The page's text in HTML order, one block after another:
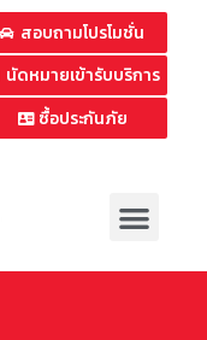
สอบถามโปรโมชั่น
นัดหมายเข้ารับบริการ
ซื้อประกันภัย